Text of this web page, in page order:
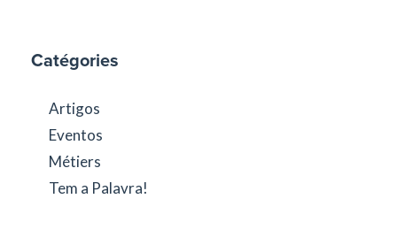
Catégories
Artigos
Eventos
Métiers
Tem a Palavra!